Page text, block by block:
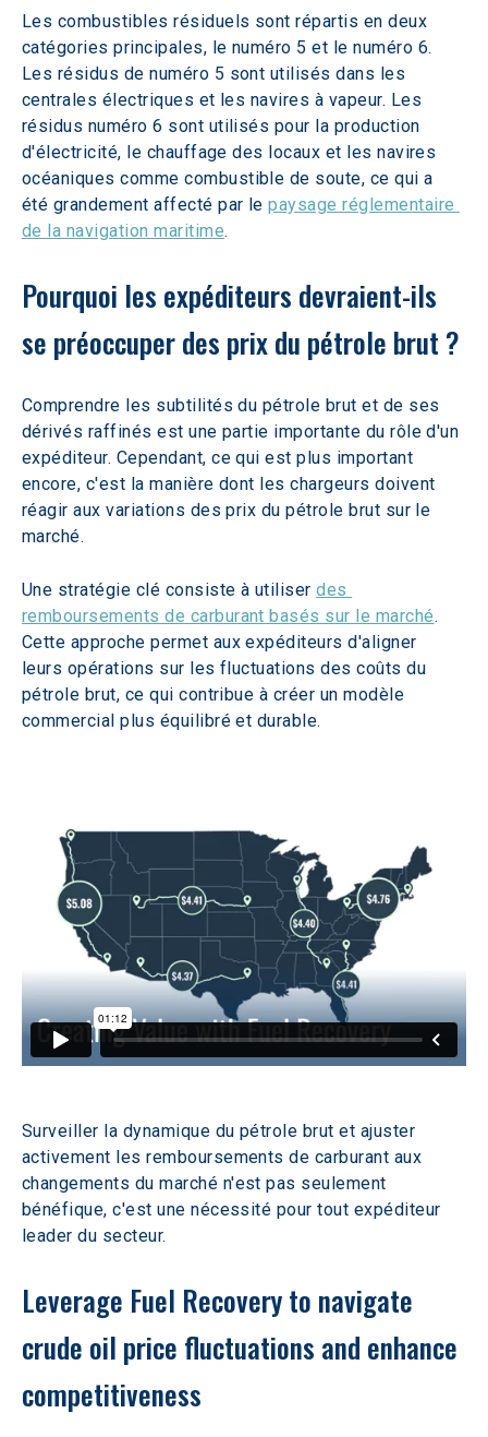
Les combustibles résiduels sont répartis en deux
catégories principales, le numéro 5 et le numéro 6.
Les résidus de numéro 5 sont utilisés dans les
centrales électriques et les navires à vapeur. Les
résidus numéro 6 sont utilisés pour la production
d'électricité, le chauffage des locaux et les navires
océaniques comme combustible de soute, ce qui a
été grandement affecté par le paysage réglementaire
de la navigation maritime.
Pourquoi les expéditeurs devraient-ils
se préoccuper des prix du pétrole brut ?
Comprendre les subtilités du pétrole brut et de ses
dérivés raffinés est une partie importante du rôle d'un
expéditeur. Cependant, ce qui est plus important
encore, c'est la manière dont les chargeurs doivent
réagir aux variations des prix du pétrole brut sur le
marché.
Une stratégie clé consiste à utiliser des
remboursements de carburant basés sur le marché.
Cette approche permet aux expéditeurs d'aligner
leurs opérations sur les fluctuations des coûts du
pétrole brut, ce qui contribue à créer un modèle
commercial plus équilibré et durable.
Surveiller la dynamique du pétrole brut et ajuster
activement les remboursements de carburant aux
changements du marché n'est pas seulement
bénéfique, c'est une nécessité pour tout expéditeur
leader du secteur.
Leverage Fuel Recovery to navigate
crude oil price fluctuations and enhance
competitiveness